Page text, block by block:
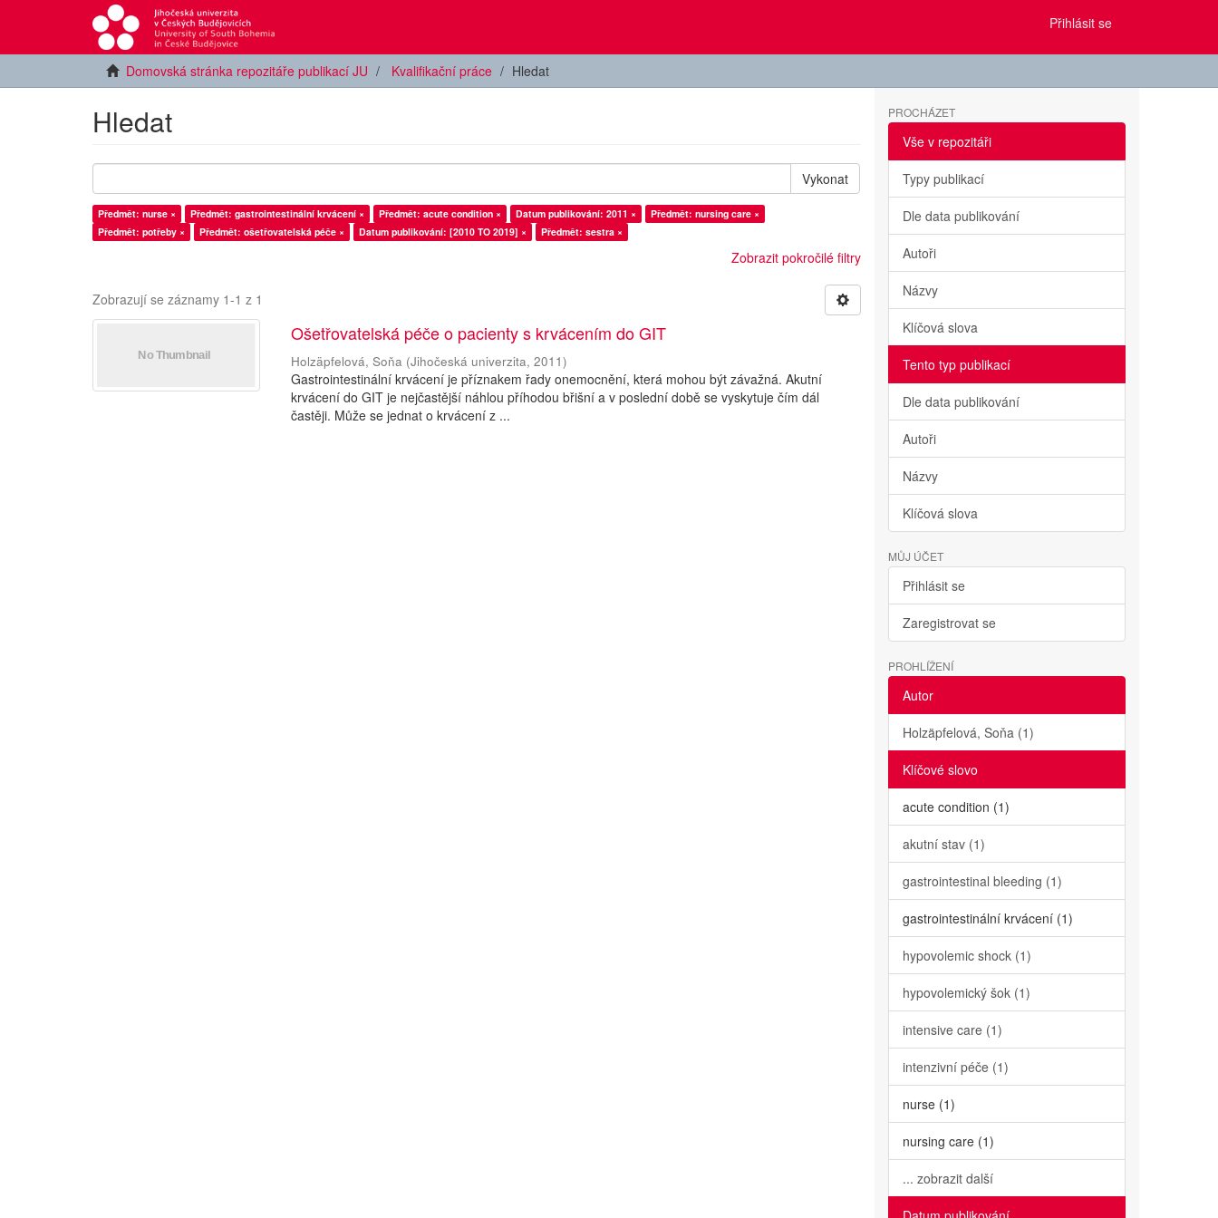
Přihlásit se
Domovská stránka repozitáře publikací JU Kvalifikační práce Hledat
Hledat
Vykonat
Předmět: nurse × Předmět: gastrointestinální krvácení × Předmět: acute condition × Datum publikování: 2011 ×
Předmět: nursing care ×
Předmět: potřeby ×
Předmět: ošetřovatelská péče × Datum publikování: [2010 TO 2019] × Předmět: sestra ×
Zobrazit pokročilé filtry
Zobrazují se záznamy 1-1 z 1
Ošetřovatelská péče o pacienty s krvácením do GIT
Holzäpfelová, Soňa (Jihočeská univerzita,2011)
Gastrointestinální krvácení je příznakem řady onemocnění, která mohou být závažná. Akutní
krvácení do GIT je nejčastější náhlou příhodou břišní a v poslední době se vyskytuje čím dál
častěji. Může se jednat o krvácení z ...
PROCHÁZET
Vše v repozitáři
Typy publikací
Dle data publikování
Autoři
Názvy
Klíčová slova
Tento typ publikací
Dle data publikování
Autoři
Názvy
Klíčová slova
MŮJ ÚČET
Přihlásit se
Zaregistrovat se
PROHLÍŽENÍ
Autor
Holzäpfelová, Soňa (1)
Klíčové slovo
acute condition (1)
akutní stav (1)
gastrointestinal bleeding (1)
gastrointestinální krvácení (1)
hypovolemic shock (1)
hypovolemický šok (1)
intensive care (1)
intenzivní péče (1)
nurse (1)
nursing care (1)
... zobrazit další